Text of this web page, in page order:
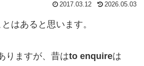
2017.03.12 2026.05.03
はあると思います。
りますが、昔はto enquireは